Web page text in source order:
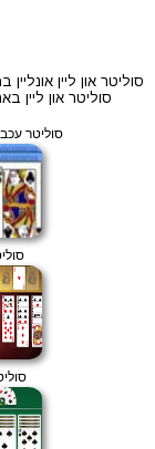
סוליטר און ליין
סוליטר און
סוליטר